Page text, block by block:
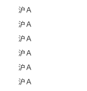
沪Ａ
沪Ａ
沪Ａ
沪Ａ
沪Ａ
沪Ａ